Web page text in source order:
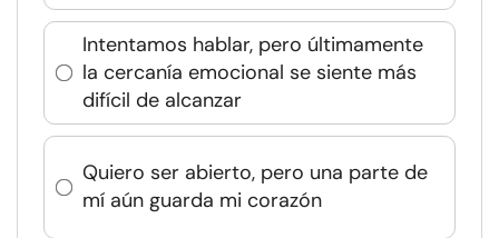
Intentamos hablar, pero últimamente
la cercanía emocional se siente más
difícil de alcanzar
Quiero ser abierto, pero una parte de
mí aún guarda mi corazón